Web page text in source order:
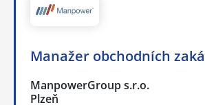
Manažer obchodních
ManpowerGroup s.r.o.
Plzeň